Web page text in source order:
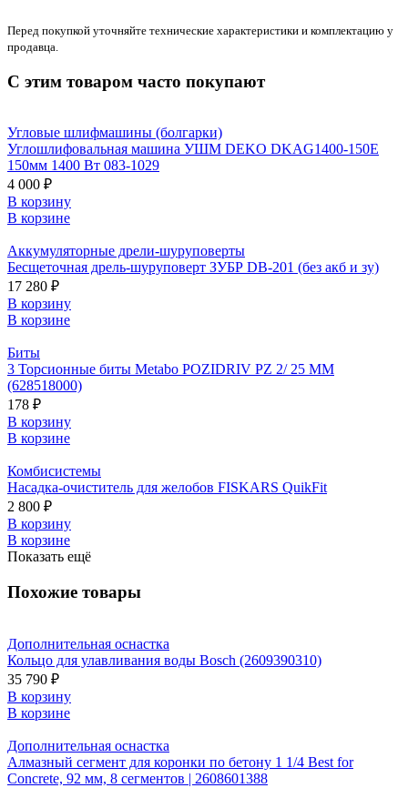
Перед покупкой уточняйте технические характеристики и комплектацию у
продавца.
С этим товаром часто покупают
Угловые шлифмашины (болгарки)
Углошлифовальная машина УШМ DEKO DKAG1400-150E
150мм 1400 Вт 083-1029
4 000 ₽
В корзину
В корзине
Аккумуляторные дрели-шуруповерты
Бесщеточная дрель-шуруповерт ЗУБР DB-201 (без акб и зу)
17 280 ₽
В корзину
В корзине
Биты
3 Торсионные биты Metabo POZIDRIV PZ 2/ 25 ММ
(628518000)
178 ₽
В корзину
В корзине
Комбисистемы
Насадка-очиститель для желобов FISKARS QuikFit
2 800 ₽
В корзину
В корзине
Показать ещё
Похожие товары
Дополнительная оснастка
Кольцо для улавливания воды Bosch (2609390310)
35 790 ₽
В корзину
В корзине
Дополнительная оснастка
Алмазный сегмент для коронки по бетону 1 1/4 Best for
Concrete, 92 мм, 8 сегментов | 2608601388